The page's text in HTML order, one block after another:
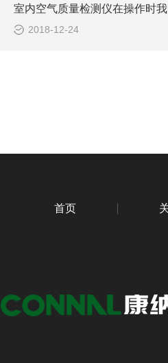
2018-12-24
首页